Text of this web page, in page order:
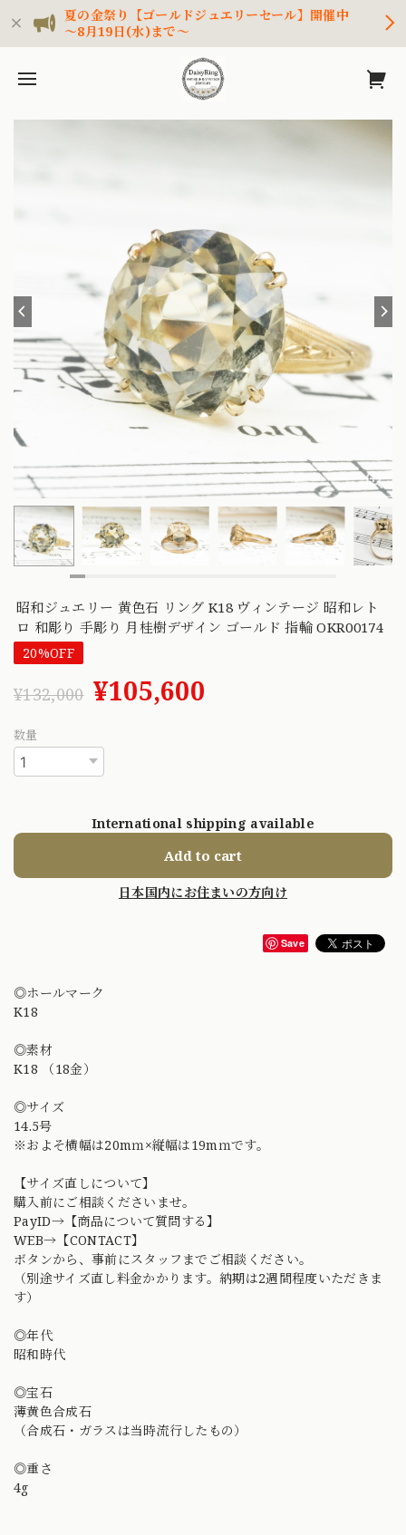
夏の金祭り【ゴールドジュエリーセール】開催中
～8月19日(水)まで～
昭和ジュエリー 黄色石 リング K18 ヴィンテージ 昭和レト
ロ 和彫り 手彫り 月桂樹デザイン ゴールド 指輪 OKR00174
20%OFF
¥132,000 ¥105,600
数量
International shipping available
Add to cart
日本国内にお住まいの方向け
Save
◎ホールマーク
K18
◎素材
K18 （18金）
◎サイズ
14.5号
※およそ横幅は20mｍ×縦幅は19mｍです。
【サイズ直しについて】
購入前にご相談くださいませ。
PayID→【商品について質問する】
WEB→【CONTACT】
ボタンから、事前にスタッフまでご相談ください。
（別途サイズ直し料金かかります。納期は2週間程度いただきま
す）
◎年代
昭和時代
◎宝石
薄黄色合成石
（合成石・ガラスは当時流行したもの）
◎重さ
4g